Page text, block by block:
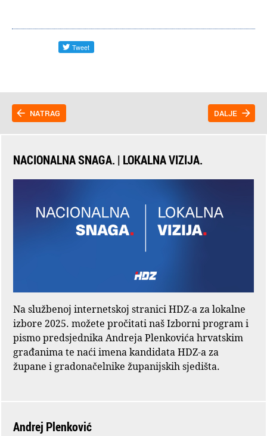
NATRAG DALJE
NACIONALNA SNAGA. | LOKALNA VIZIJA.
Na službenoj internetskoj stranici HDZ-a za lokalne
izbore 2025. možete pročitati naš Izborni program i
pismo predsjednika Andreja Plenkovića hrvatskim
građanima te naći imena kandidata HDZ-a za
župane i gradonačelnike županijskih sjedišta.
Andrej Plenković